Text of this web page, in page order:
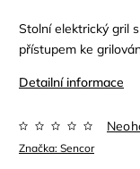
Stolní elektrický gril
přístupem ke
Detailní informace
Značka: Sencor